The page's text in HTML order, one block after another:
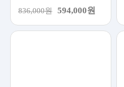
836,000원
594,000원